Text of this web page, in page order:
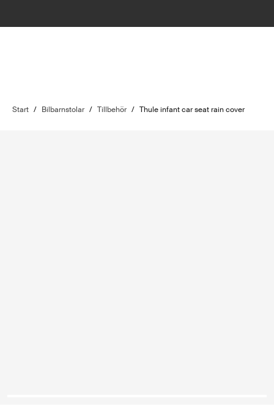
Start / Bilbarnstolar / Tillbehör / Thule infant car seat rain cover